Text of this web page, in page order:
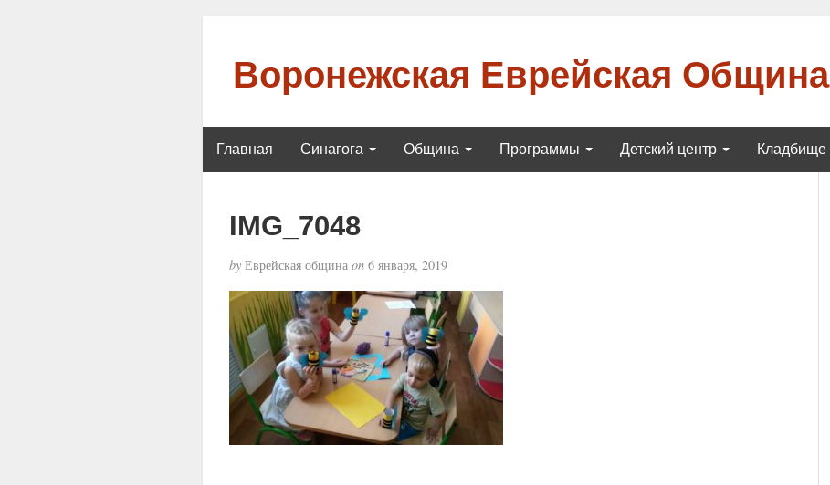
Воронежская Еврейская Община
Главная Синагога Община Программы Детский центр Кладбище
IMG_7048
byЕврейская община on6 января, 2019